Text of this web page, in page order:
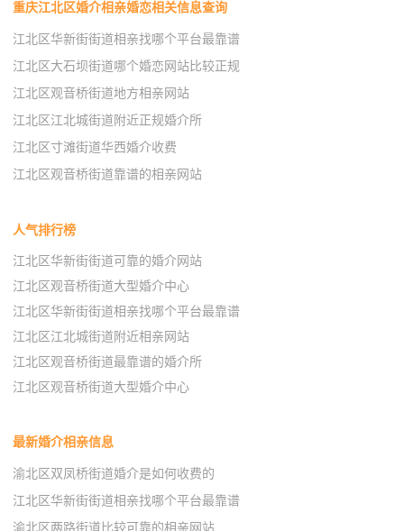
重庆江北区婚介相亲婚恋相关信息查询
江北区华新街街道相亲找哪个平台最靠谱
江北区大石坝街道哪个婚恋网站比较正规
江北区观音桥街道地方相亲网站
江北区江北城街道附近正规婚介所
江北区寸滩街道华西婚介收费
江北区观音桥街道靠谱的相亲网站
人气排行榜
江北区华新街街道可靠的婚介网站
江北区观音桥街道大型婚介中心
江北区华新街街道相亲找哪个平台最靠谱
江北区江北城街道附近相亲网站
江北区观音桥街道最靠谱的婚介所
江北区观音桥街道大型婚介中心
最新婚介相亲信息
渝北区双凤桥街道婚介是如何收费的
江北区华新街街道相亲找哪个平台最靠谱
渝北区两路街道比较可靠的相亲网站